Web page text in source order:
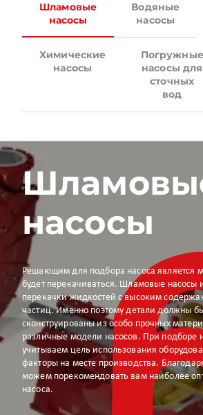
Шламовые
насосы
Водяные
насосы
Химические
насосы
Погружные
насосы для
сточных
вод
насосы
Решающим для подбора насоса является
будет перекачиваться. Шламовые насосы
перекачки жидкостей с высоким
частиц. Именно поэтому детали должны
сконструированы из особо прочных
различные модели насосов. При подборе
учитываем цель использования
факторы на месте производства.
можем порекомендовать вам наиболее
насоса.